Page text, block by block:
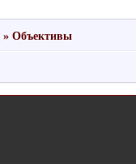
»Объективы